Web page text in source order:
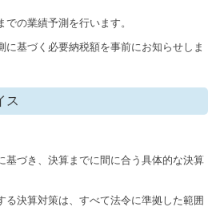
の業績予測を行います。
に基づく必要納税額を事前にお知らせしま
ス
基づき、決算までに間に合う具体的な決算
る決算対策は、すべて法令に準拠した範囲